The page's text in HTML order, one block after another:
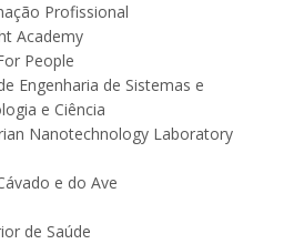
Profissional
Academy
People
Engenharia de Sistemas e
e Ciência
Nanotechnology Laboratory
e do Ave
de Saúde